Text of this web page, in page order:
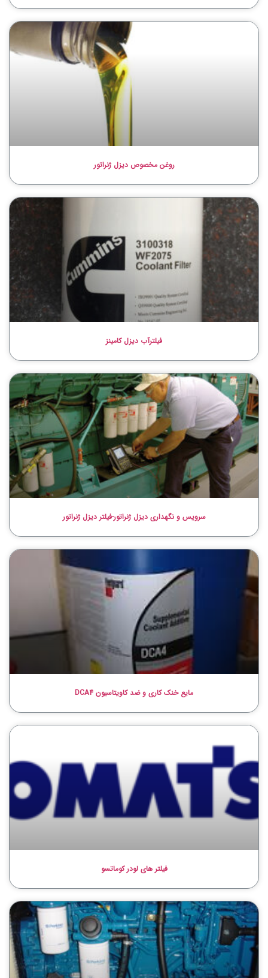
روغن مخصوص دیزل ژنراتور
فیلترآب دیزل کامینز
سرویس و نگهداری دیزل ژنراتور-فیلتر دیزل ژنراتور
مایع خنک کاری و ضد کاویتاسیون DCA4
فیلتر های لودر کوماتسو